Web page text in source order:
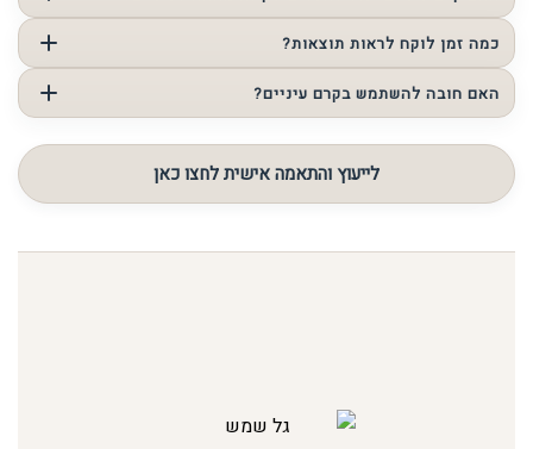
לא תמיד. הדבר תלוי בגורם לשקיות ובמבנה האזור.
כמה זמן לוקח לראות תוצאות?
זה משתנה בהתאם למוצר ולמצב העור, אך בדרך כלל מדובר
בתהליך הדרגתי.
האם חובה להשתמש בקרם עיניים?
לא. מדובר במוצר שיכול להיות מועיל במצבים מסוימים, אך אינו
לייעוץ והתאמה אישית לחצו כאן